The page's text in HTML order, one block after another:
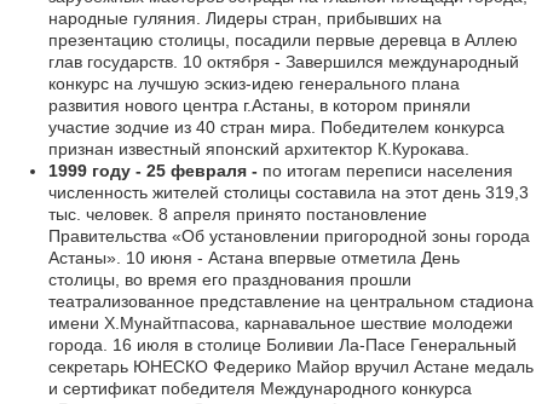
народные гуляния. Лидеры стран, прибывших на
презентацию столицы, посадили первые деревца в Аллею
глав государств. 10 октября - Завершился международный
конкурс на лучшую эскиз-идею генерального плана
развития нового центра г.Астаны, в котором приняли
участие зодчие из 40 стран мира. Победителем конкурса
признан известный японский архитектор К.Курокава.
1999 году - 25 февраля - по итогам переписи населения
численность жителей столицы составила на этот день 319,3
тыс. человек. 8 апреля принято постановление
Правительства «Об установлении пригородной зоны города
Астаны». 10 июня - Астана впервые отметила День
столицы, во время его празднования прошли
театрализованное представление на центральном стадиона
имени Х.Мунайтпасова, карнавальное шествие молодежи
города. 16 июля в столице Боливии Ла-Пасе Генеральный
секретарь ЮНЕСКО Федерико Майор вручил Астане медаль
и сертификат победителя Международного конкурса